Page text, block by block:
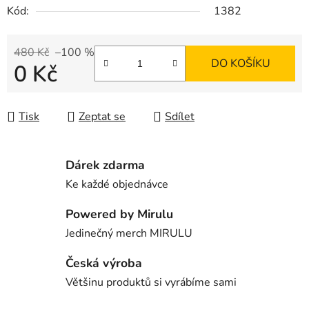
Kód:
1382
480 Kč –100 %
0 Kč DO KOŠÍKU
Tisk Zeptat se Sdílet
Dárek zdarma
Ke každé objednávce
Powered by Mirulu
Jedinečný merch MIRULU
Česká výroba
Většinu produktů si vyrábíme sami